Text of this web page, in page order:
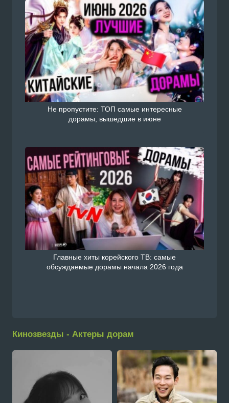
Не пропустите: ТОП самые интересные
дорамы, вышедшие в июне
Главные хиты корейского ТВ: самые
обсуждаемые дорамы начала 2026 года
Кинозвезды - Актеры дорам